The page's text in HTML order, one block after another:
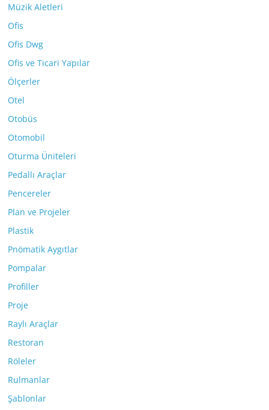
Müzik Aletleri
Ofis
Ofis Dwg
Ofis ve Ticari Yapılar
Ölçerler
Otel
Otobüs
Otomobil
Oturma Üniteleri
Pedallı Araçlar
Pencereler
Plan ve Projeler
Plastik
Pnömatik Aygıtlar
Pompalar
Profiller
Proje
Raylı Araçlar
Restoran
Röleler
Rulmanlar
Şablonlar